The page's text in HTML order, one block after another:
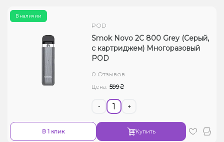
В наличии
POD
Smok Novo 2C 800 Grey (Серый,
с картриджем) Многоразовый
POD
0 Отзывов
Цена: 599₴
- +
В 1 клик Купить